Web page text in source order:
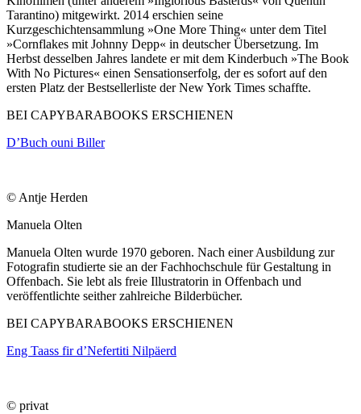
Tarantino) mitgewirkt. 2014 erschien seine
Kurzgeschichtensammlung »One More Thing« unter dem Titel
»Cornflakes mit Johnny Depp« in deutscher Übersetzung. Im
Herbst desselben Jahres landete er mit dem Kinderbuch »The Book
With No Pictures« einen Sensationserfolg, der es sofort auf den
ersten Platz der Bestsellerliste der New York Times schaffte.
BEI CAPYBARABOOKS ERSCHIENEN
D’Buch ouni Biller
© Antje Herden
Manuela Olten
Manuela Olten wurde 1970 geboren. Nach einer Ausbildung zur
Fotografin studierte sie an der Fachhochschule für Gestaltung in
Offenbach. Sie lebt als freie Illustratorin in Offenbach und
veröffentlichte seither zahlreiche Bilderbücher.
BEI CAPYBARABOOKS ERSCHIENEN
Eng Taass fir d’Nefertiti Nilpäerd
© privat